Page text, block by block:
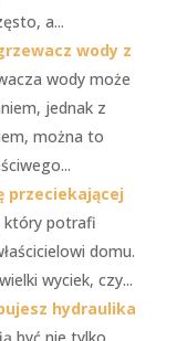
a...
wody z
wody może
jednak z
można to
przeciekającej
który potrafi
domu.
wyciek, czy...
hydraulika